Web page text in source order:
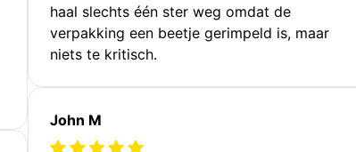
haal slechts één ster weg omdat de
verpakking een beetje gerimpeld is, maar
niets te kritisch.
John M